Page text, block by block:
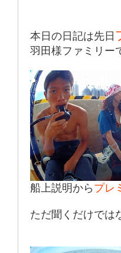
本日の日記は先日
羽田様ファミリー
船上説明から プレ
ただ聞くだけでは